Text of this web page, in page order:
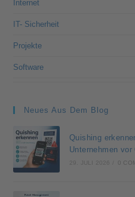
Internet
IT- Sicherheit
Projekte
Software
Neues Aus Dem Blog
Quishing
Unternehmen vor
29. JULI 2026 0